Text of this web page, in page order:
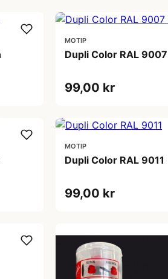
MOTIP
Dupli Color RAL
99,00 kr
MOTIP
Dupli Color RAL 9011
99,00 kr